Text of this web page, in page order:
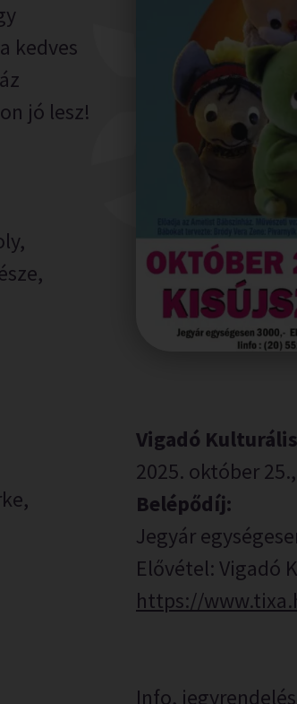
kedves
jó lesz!
Vigadó
2025. október
Belépődíj:
Jegyár
Elővétel: Vigadó
https://
Info,